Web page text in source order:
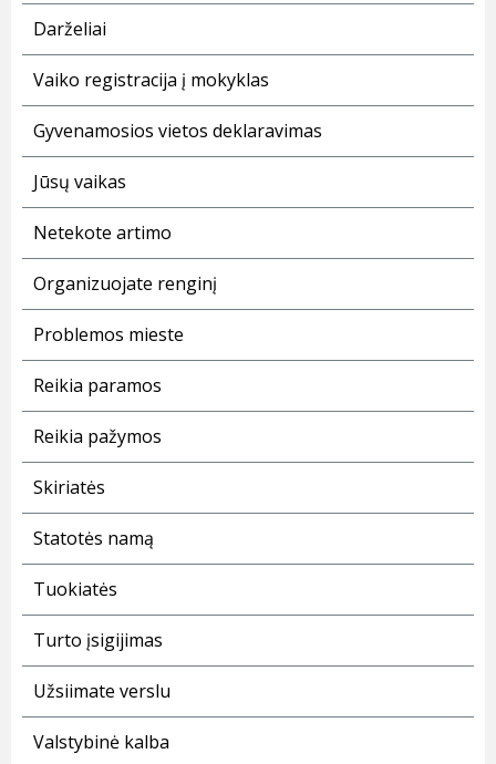
Darželiai
Vaiko registracija į mokyklas
Gyvenamosios vietos deklaravimas
Jūsų vaikas
Netekote artimo
Organizuojate renginį
Problemos mieste
Reikia paramos
Reikia pažymos
Skiriatės
Statotės namą
Tuokiatės
Turto įsigijimas
Užsiimate verslu
Valstybinė kalba